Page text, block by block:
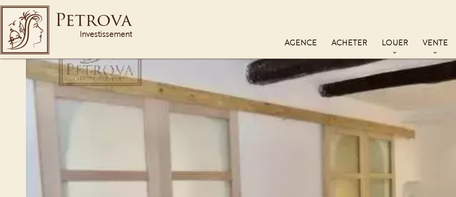
Petrova
Investissement
AGENCE ACHETER LOUER VENTE